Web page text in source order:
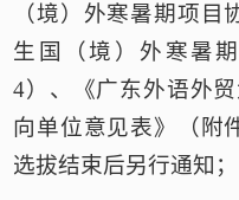
（境）外寒暑期项目
生国（境）外寒暑
4）、《广东外语外
向单位意见表》（附
选拔结束后另行通知 ；